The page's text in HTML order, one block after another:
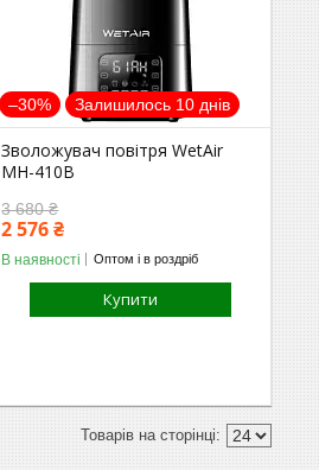
–30% Залишилось 10 днів
Зволожувач повітря WetAir
MH-410B
3 680 ₴
2 576 ₴
В наявності Оптом і в роздріб
Купити